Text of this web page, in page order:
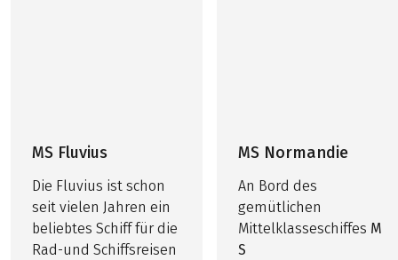
MS Fluvius
Die Fluvius ist schon
seit vielen Jahren ein
beliebtes Schiff für die
Rad-und Schiffsreisen
MS Normandie
An Bord des
gemütlichen
Mittelklasseschiffes M
S